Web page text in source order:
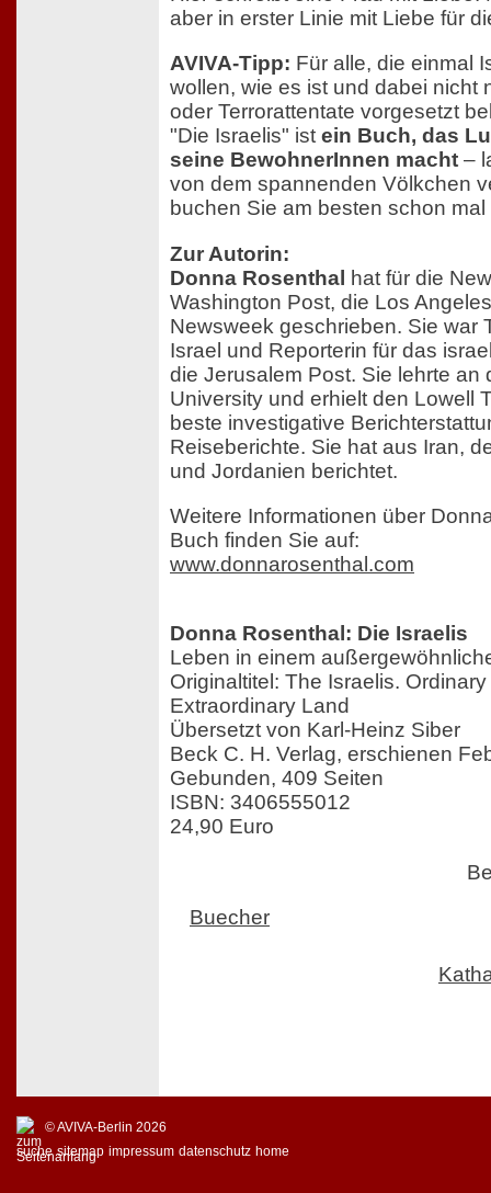
aber in erster Linie mit Liebe für
AVIVA-Tipp: Für alle, die einmal
wollen, wie es ist und dabei nicht
oder Terrorattentate vorgesetzt
"Die Israelis" ist ein Buch, das
seine BewohnerInnen macht –
von dem spannenden Völkchen
buchen Sie am besten schon
Zur Autorin:
Donna Rosenthal hat für die
Washington Post, die Los
Newsweek geschrieben. Sie war
Israel und Reporterin für das
die Jerusalem Post. Sie lehrte an
University und erhielt den Lowell
beste investigative
Reiseberichte. Sie hat aus Iran,
und Jordanien berichtet.
Weitere Informationen über
Buch finden Sie auf:
www.donnarosenthal.com
Donna Rosenthal: Die Israelis
Leben in einem
Originaltitel: The Israelis.
Extraordinary Land
Übersetzt von Karl-Heinz Siber
Beck C. H. Verlag, erschienen
Gebunden, 409 Seiten
ISBN: 3406555012
24,90 Euro
Buecher
© AVIVA-Berlin 2026
suche sitemap impressum datenschutz home